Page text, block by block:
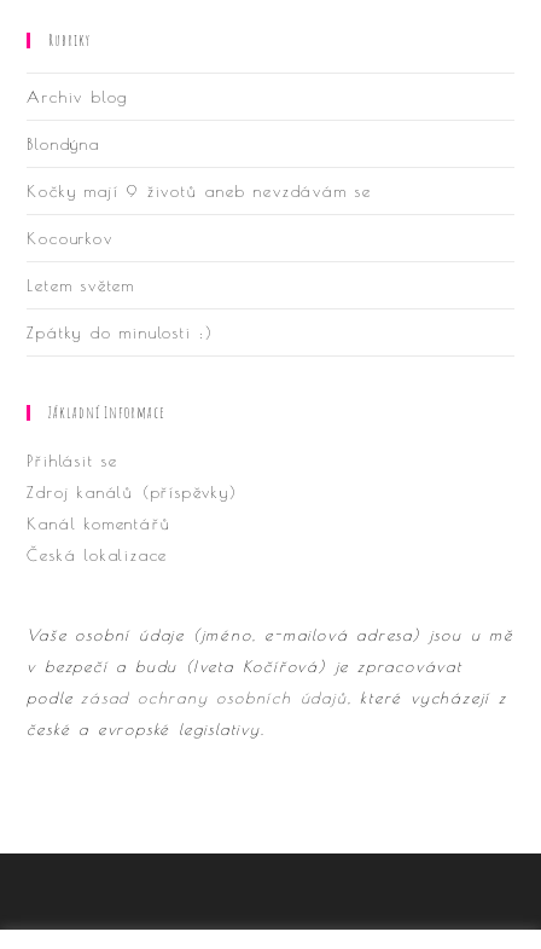
Rubriky
Archiv blog
Blondýna
Kočky mají 9 životů aneb nevzdávám se
Kocourkov
Letem světem
Zpátky do minulosti :)
Základní Informace
Přihlásit se
Zdroj kanálů (příspěvky)
Kanál komentářů
Česká lokalizace
Vaše osobní údaje (jméno, e-mailová adresa) jsou u mě
v bezpečí a budu (Iveta Kočířová) je zpracovávat
podlezásad ochrany osobních údajů, které vycházejí z
české a evropské legislativy.